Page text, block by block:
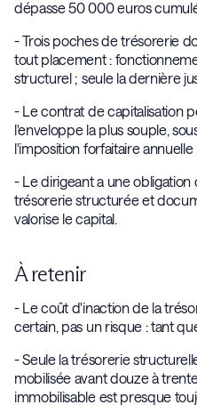
dépasse 50 000 euros
- Trois poches de trésorerie
tout placement :
structurel ; seule la dernière
- Le contrat de capitalisation
l'enveloppe la plus souple,
l'imposition forfaitaire annuelle
- Le dirigeant a une
trésorerie structurée et
valorise le capital.
À retenir
- Le coût d'inaction de la
certain, pas un risque : tant
- Seule la trésorerie
mobilisée avant douze à
immobilisable est presque